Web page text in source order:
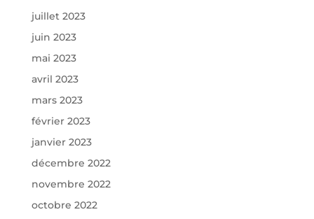
juillet 2023
juin 2023
mai 2023
avril 2023
mars 2023
février 2023
janvier 2023
décembre 2022
novembre 2022
octobre 2022